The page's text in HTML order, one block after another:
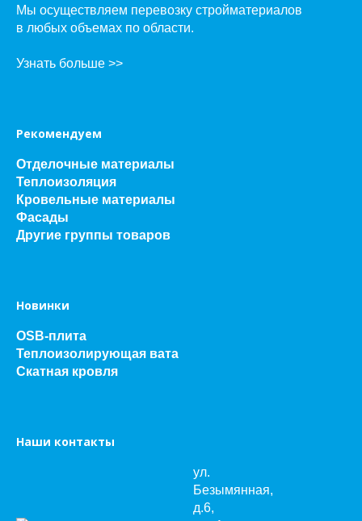
Мы осуществляем перевозку стройматериалов
в любых объемах по области.
Узнать больше >>
Рекомендуем
Отделочные материалы
Теплоизоляция
Кровельные материалы
Фасады
Другие группы товаров
Новинки
OSB-плита
Теплоизолирующая вата
Скатная кровля
Наши контакты
ул.
Безымянная,
д.6,